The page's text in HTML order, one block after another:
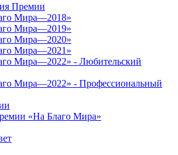
Премии
Мира—2018»
Мира—2019»
Мира—2020»
Мира—2021»
Мира—2022» - Любительский
Мира—2022» - Профессиональный
«На Благо Мира»